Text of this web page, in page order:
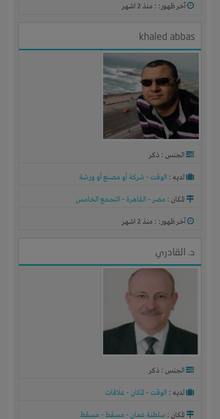
آخر ظهور: : منذ 2 اشهر
khaled abbas
الجنس : ذكر
لديـه : الوقت - شركة أو مصنع أو ورشة
المكان : مصر- القاهرة - التجمع الخامس
آخر ظهور: : منذ 2 اشهر
د. القادري
الجنس : ذكر
لديـه : الوقت - المكان - علاقات
المكان : سلطنة عمان - مسقط- مسقط